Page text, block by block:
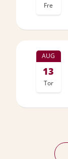
Fre
AUG
13
Tor